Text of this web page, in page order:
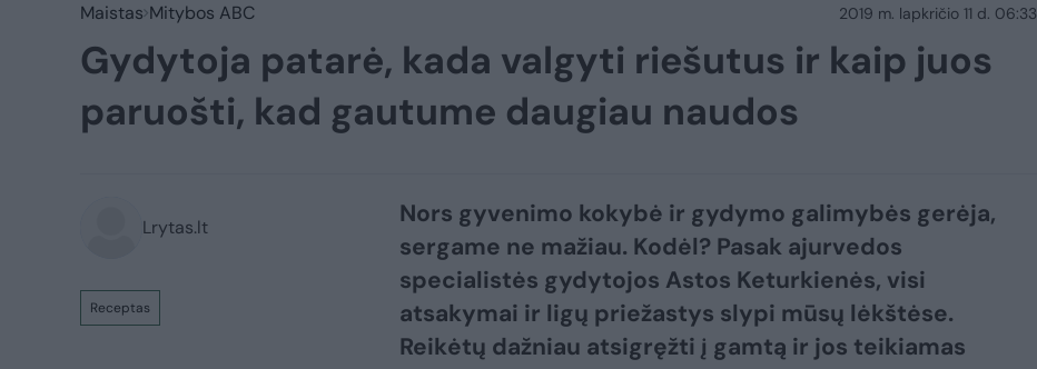
Maistas Mitybos ABC 2019 m. lapkričio 11 d. 06:33
Gydytoja patarė, kada valgyti riešutus ir kaip juos
paruošti, kad gautume daugiau naudos
Lrytas.lt
Receptas
Nors gyvenimo kokybė ir gydymo galimybės gerėja,
sergame ne mažiau. Kodėl? Pasak ajurvedos
specialistės gydytojos Astos Keturkienės, visi
atsakymai ir ligų priežastys slypi mūsų lėkštėse.
Reikėtų dažniau atsigręžti į gamtą ir jos teikiamas